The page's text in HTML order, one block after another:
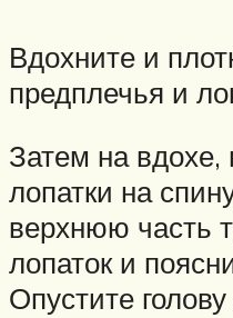
Вдохните и
предплечья и
Затем на
лопатки на
верхнюю часть
лопаток и
Опустите